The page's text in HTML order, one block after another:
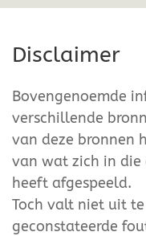
Disclaimer
Bovengenoemde
verschillende
van deze bronnen
van wat zich in die
heeft afgespeeld.
Toch valt niet uit
geconstateerde